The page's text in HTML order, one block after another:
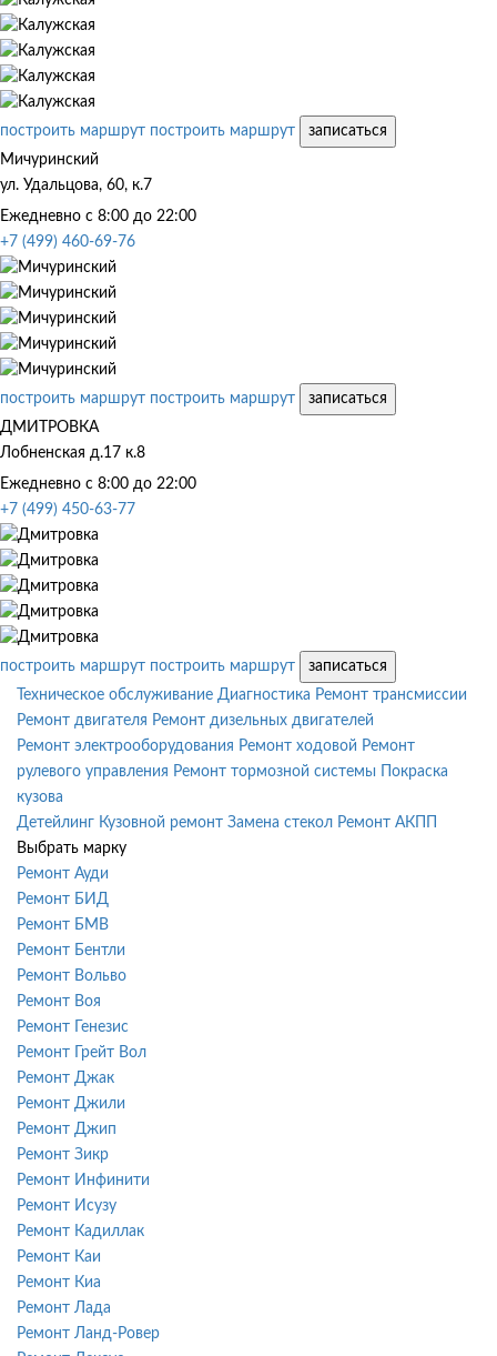
построить маршрут построить маршрут
записаться
Мичуринский
ул. Удальцова, 60, к.7
Ежедневно с 8:00 до 22:00
+7 (499) 460-69-76
построить маршрут построить маршрут
записаться
ДМИТРОВКА
Лобненская д.17 к.8
Ежедневно с 8:00 до 22:00
+7 (499) 450-63-77
построить маршрут построить маршрут
записаться
Техническое обслуживание Диагностика Ремонт трансмиссии
Ремонт двигателя Ремонт дизельных двигателей
Ремонт электрооборудования Ремонт ходовой Ремонт
рулевого управления Ремонт тормозной системы
Покраска
кузова
Детейлинг Кузовной ремонт Замена стекол Ремонт АКПП
Выбрать марку
Ремонт Ауди
Ремонт БИД
Ремонт БМВ
Ремонт Бентли
Ремонт Вольво
Ремонт Воя
Ремонт Генезис
Ремонт Грейт Вол
Ремонт Джак
Ремонт Джили
Ремонт Джип
Ремонт Зикр
Ремонт Инфинити
Ремонт Исузу
Ремонт Кадиллак
Ремонт Каи
Ремонт Киа
Ремонт Лада
Ремонт Ланд-Ровер